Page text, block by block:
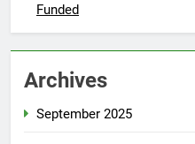
Funded
Archives
September 2025